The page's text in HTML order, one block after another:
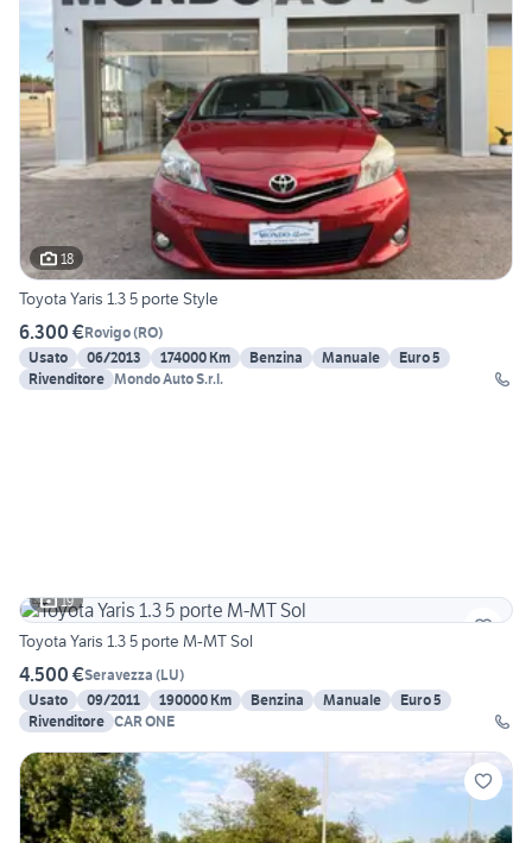
18
Toyota Yaris 1.3 5 porte Style
6.300 €Rovigo(RO)
Usato
06/2013 174000 Km Benzina Manuale
Euro 5
Rivenditore Mondo Auto S.r.l.
19
Toyota Yaris 1.3 5 porte M-MT Sol
4.500 €Seravezza (LU)
Usato
09/2011 190000 Km Benzina Manuale
Euro 5
Rivenditore CAR ONE